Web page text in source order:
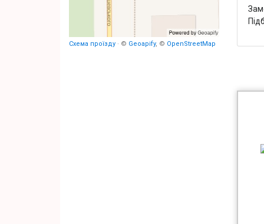
Схема проїзду · © Geoapify, © OpenStreetMap